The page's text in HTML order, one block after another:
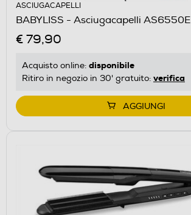
ASCIUGACAPELLI
BABYLISS - Asciugacapelli AS6550E
€ 79,90
Acquisto online: disponibile
Ritiro in negozio in 30' gratuito: verifica
AGGIUNGI